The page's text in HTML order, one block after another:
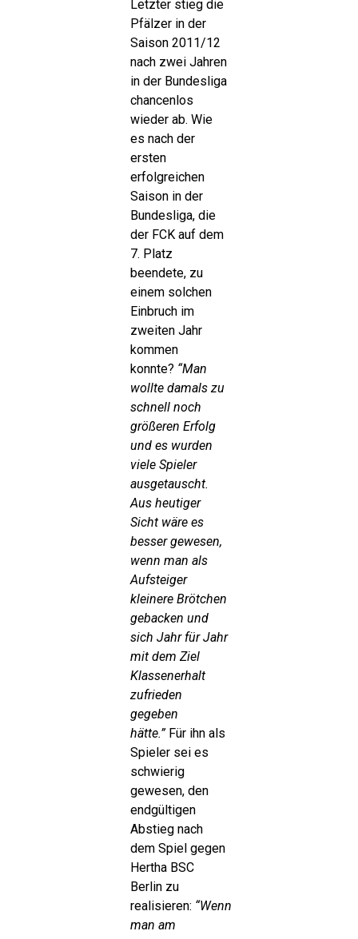
Letzter stieg die
Pfälzer in der
Saison 2011/12
nach zwei Jahren
in der Bundesliga
chancenlos
wieder ab. Wie
es nach der
ersten
erfolgreichen
Saison in der
Bundesliga, die
der FCK auf dem
7. Platz
beendete, zu
einem solchen
Einbruch im
zweiten Jahr
kommen
konnte? “Man
wollte damals zu
schnell noch
größeren Erfolg
und es wurden
viele Spieler
ausgetauscht.
Aus heutiger
Sicht wäre es
besser gewesen,
wenn man als
Aufsteiger
kleinere Brötchen
gebacken und
sich Jahr für Jahr
mit dem Ziel
Klassenerhalt
zufrieden
gegeben
hätte.” Für ihn als
Spieler sei es
schwierig
gewesen, den
endgültigen
Abstieg nach
dem Spiel gegen
Hertha BSC
Berlin zu
realisieren: “Wenn
man am